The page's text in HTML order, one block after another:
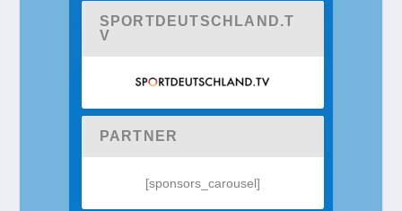
SPORTDEUTSCHLAND.T
V
PARTNER
[sponsors_carousel]